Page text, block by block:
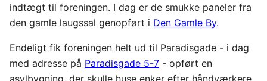
indtægt til foreningen. I dag er de smukke paneler fra
den gamle laugssal genopført i Den Gamle By.
Endeligt fik foreningen helt ud til Paradisgade - i dag
med adresse på Paradisgade 5-7 - opført en
asylbygning, der skulle huse enker efter håndværkere